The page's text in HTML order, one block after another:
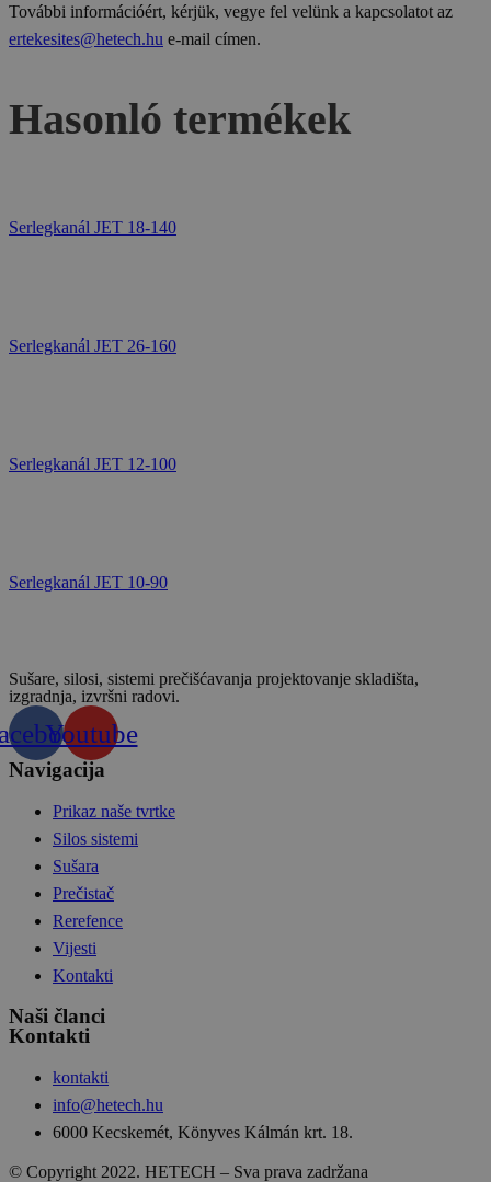
További információért, kérjük, vegye fel velünk a kapcsolatot az
ertekesites@hetech.hu e-mail címen.
Hasonló termékek
Serlegkanál JET 18-140
Serlegkanál JET 26-160
Serlegkanál JET 12-100
Serlegkanál JET 10-90
Sušare, silosi, sistemi prečišćavanja projektovanje skladišta,
izgradnja, izvršni radovi.
Youtube
Navigacija
Prikaz naše tvrtke
Silos sistemi
Sušara
Prečistač
Rerefence
Vijesti
Kontakti
Naši članci
Kontakti
kontakti
info@hetech.hu
6000 Kecskemét, Könyves Kálmán krt. 18.
© Copyright 2022. HETECH – Sva prava zadržana